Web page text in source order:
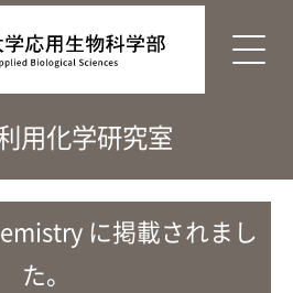
用化学研究室
に掲載されまし
た。